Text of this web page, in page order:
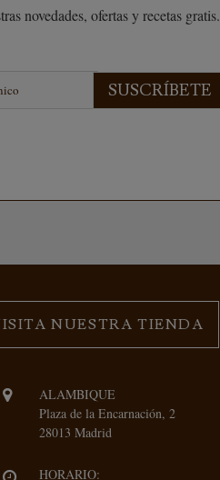
novedades, ofertas y recetas gratis.
SUSCRÍBETE
NUESTRA TIENDA
ALAMBIQUE
Plaza de la Encarnación, 2
28013 Madrid
HORARIO: